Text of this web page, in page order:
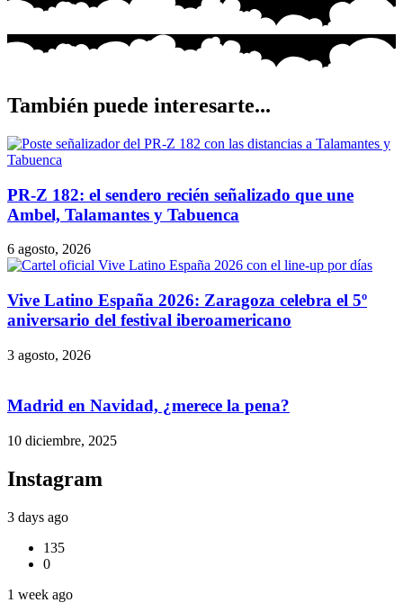
También puede interesarte...
PR-Z 182: el sendero recién señalizado que une
Ambel, Talamantes y Tabuenca
6 agosto, 2026
Vive Latino España 2026: Zaragoza celebra el 5º
aniversario del festival iberoamericano
3 agosto, 2026
Madrid en Navidad, ¿merece la pena?
10 diciembre, 2025
Instagram
3 days ago
135
0
1 week ago